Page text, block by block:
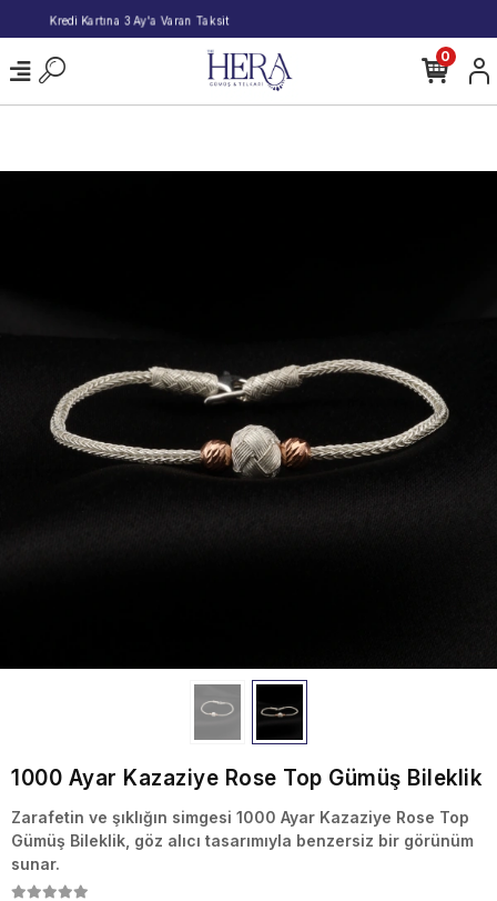
2000 TL ve Üzeri Alışverişlerde Kargo Bedava!
0
1000 Ayar Kazaziye Rose Top Gümüş Bileklik
Zarafetin ve şıklığın simgesi 1000 Ayar Kazaziye Rose Top
Gümüş Bileklik, göz alıcı tasarımıyla benzersiz bir görünüm
sunar.